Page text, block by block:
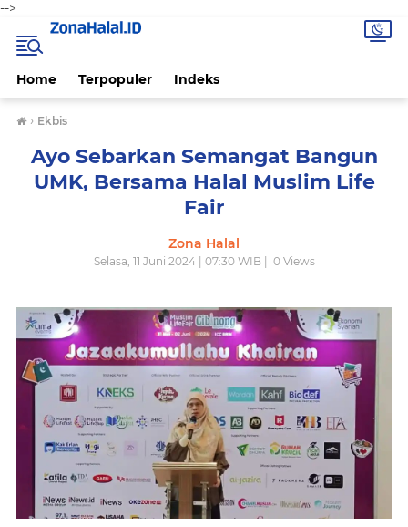
-->
Home Terpopuler Indeks
› Ekbis
Ayo Sebarkan Semangat Bangun
UMK, Bersama Halal Muslim Life
Fair
Zona Halal
Selasa, 11 Juni 2024 | 07:30 WIB | 0Views